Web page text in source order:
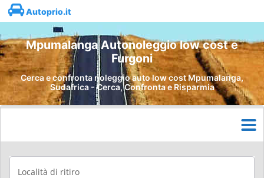
Autoprio.it
Mpumalanga Autonoleggio low cost e
Furgoni
Cerca e confronta noleggio auto low cost Mpumalanga,
Sudafrica - Cerca, Confronta e Risparmia
Località di ritiro